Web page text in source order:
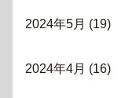
2024年5月 (19)
2024年4月 (16)